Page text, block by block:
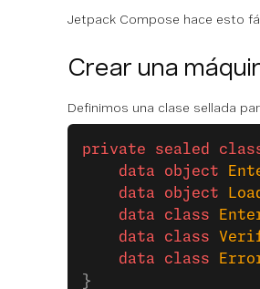
Jetpack Compose hace esto
Crear una
Definimos una clase sellada
private sealed
    data
object
    data
object
    data
class
    data
class
    data
class
}